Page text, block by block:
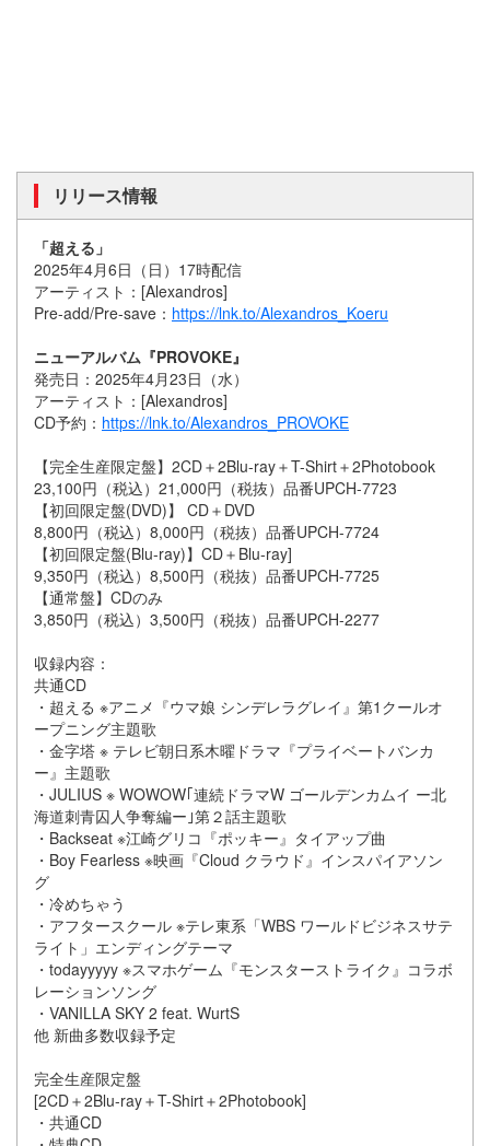
リリース情報
「超える」
2025年4月6日（日）17時配信
アーティスト：[Alexandros]
Pre-add/Pre-save： https://lnk.to/Alexandros_Koeru
ニューアルバム『PROVOKE』
発売日：2025年4月23日（水）
アーティスト：[Alexandros]
CD予約： https://lnk.to/Alexandros_PROVOKE
【完全生産限定盤】2CD＋2Blu-ray＋T-Shirt＋2Photobook
23,100円（税込）21,000円（税抜）品番UPCH-7723
【初回限定盤(DVD)】 CD＋DVD
8,800円（税込）8,000円（税抜）品番UPCH-7724
【初回限定盤(Blu-ray)】CD＋Blu-ray]
9,350円（税込）8,500円（税抜）品番UPCH-7725
【通常盤】CDのみ
3,850円（税込）3,500円（税抜）品番UPCH-2277
収録内容：
共通CD
・超える ※アニメ『ウマ娘 シンデレラグレイ』第1クールオ
ープニング主題歌
・金字塔 ※ テレビ朝日系木曜ドラマ『プライベートバンカ
ー』主題歌
・JULIUS ※ WOWOW｢連続ドラマW ゴールデンカムイ ー北
海道刺青囚人争奪編ー｣第２話主題歌
・Backseat ※江崎グリコ『ポッキー』タイアップ曲
・Boy Fearless ※映画『Cloud クラウド』インスパイアソン
グ
・冷めちゃう
・アフタースクール ※テレ東系「WBS ワールドビジネスサテ
ライト」エンディングテーマ
・todayyyyy ※スマホゲーム『モンスターストライク』コラボ
レーションソング
・VANILLA SKY 2 feat. WurtS
他 新曲多数収録予定
完全生産限定盤
[2CD＋2Blu-ray＋T-Shirt＋2Photobook]
・共通CD